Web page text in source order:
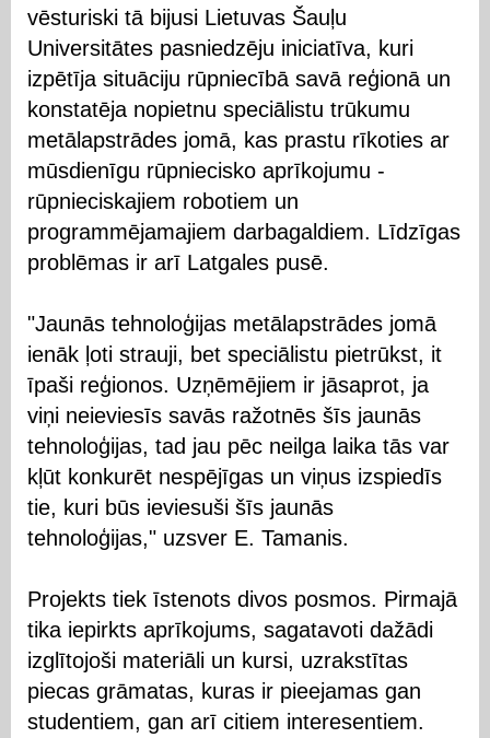
vēsturiski tā bijusi Lietuvas Šauļu
Universitātes pasniedzēju iniciatīva, kuri
izpētīja situāciju rūpniecībā savā reģionā un
konstatēja nopietnu speciālistu trūkumu
metālapstrādes jomā, kas prastu rīkoties ar
mūsdienīgu rūpniecisko aprīkojumu -
rūpnieciskajiem robotiem un
programmējamajiem darbagaldiem. Līdzīgas
problēmas ir arī Latgales pusē.
"Jaunās tehnoloģijas metālapstrādes jomā
ienāk ļoti strauji, bet speciālistu pietrūkst, it
īpaši reģionos. Uzņēmējiem ir jāsaprot, ja
viņi neieviesīs savās ražotnēs šīs jaunās
tehnoloģijas, tad jau pēc neilga laika tās var
kļūt konkurēt nespējīgas un viņus izspiedīs
tie, kuri būs ieviesuši šīs jaunās
tehnoloģijas," uzsver E. Tamanis.
Projekts tiek īstenots divos posmos. Pirmajā
tika iepirkts aprīkojums, sagatavoti dažādi
izglītojoši materiāli un kursi, uzrakstītas
piecas grāmatas, kuras ir pieejamas gan
studentiem, gan arī citiem interesentiem.